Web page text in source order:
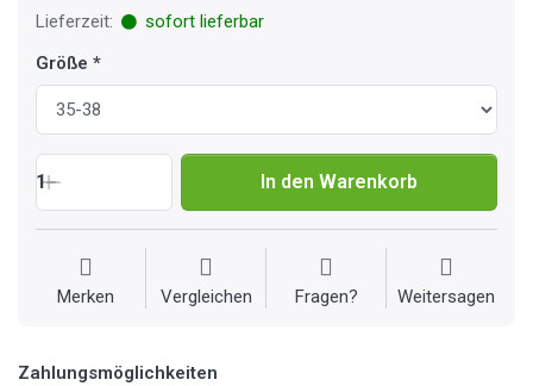
Lieferzeit:
sofort lieferbar
Größe
1 In den Warenkorb
Merken Vergleichen Fragen? Weitersagen
Zahlungsmöglichkeiten